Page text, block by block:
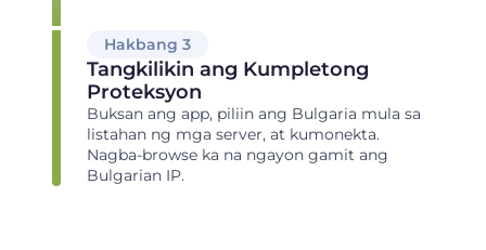
Hakbang 3
Tangkilikin ang Kumpletong
Proteksyon
Buksan ang app, piliin ang Bulgaria mula sa
listahan ng mga server, at kumonekta.
Nagba-browse ka na ngayon gamit ang
Bulgarian IP.